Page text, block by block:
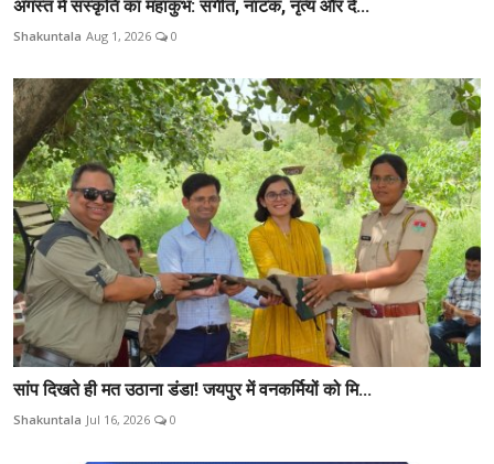
अगस्त में संस्कृति का महाकुंभ: संगीत, नाटक, नृत्य और दे...
Shakuntala Aug 1, 2026 0
सांप दिखते ही मत उठाना डंडा! जयपुर में वनकर्मियों को मि...
Shakuntala Jul 16, 2026 0